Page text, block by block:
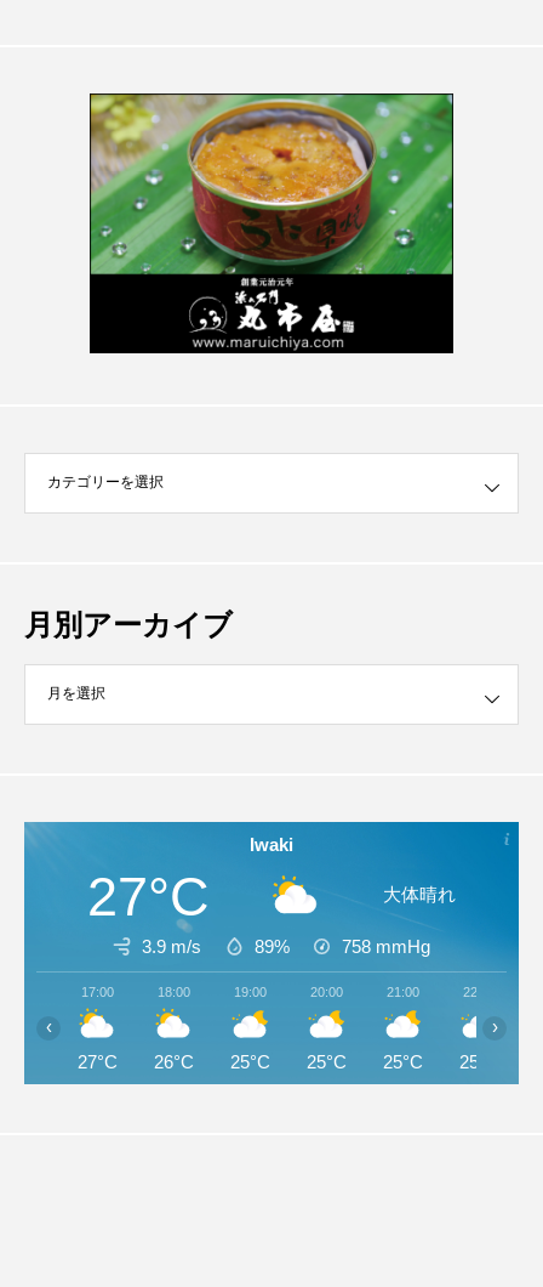
月別アーカイブ
ブ
Iwaki
27°C 大体晴れ
3.9 m/s 89% 758 mmHg
17:00
27°C
18:00
26°C
19:00
25°C
20:00
25°C
21:00
25°C
22:00
25°C
‹ ›